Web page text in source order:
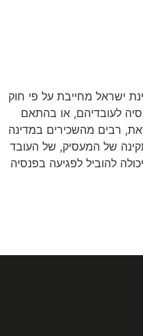
ישראל מחייבת על פי חוק
לעובדיהם, או בהתאם
רבים מהשכירים במדינה
של המעסיק, של העובד
להוביל לפגיעה בפנסיה